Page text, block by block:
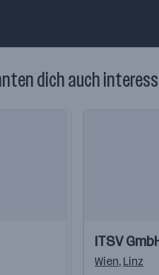
dich auch
Videos
Einblicke
Einblicke
ITSV
Wien, Linz